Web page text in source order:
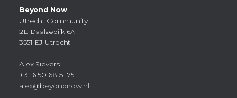
Beyond Now
Utrecht Community
2E Daalsedijk 6A
3551 EJ Utrecht
Alex Sievers
+31 6 50 68 51 75
alex@beyondnow.nl